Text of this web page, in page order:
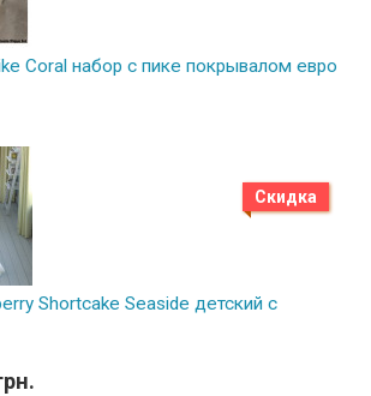
Coral набор с пике покрывалом евро
Скидка
Shortcake Seaside детский с